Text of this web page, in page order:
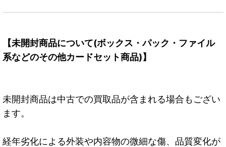
【未開封商品について(ボックス・パック・ファイル
系などのその他カードセット商品)】
未開封商品は中古での買取品が含まれる場合もござい
ます。
経年劣化による外装や内容物の微細な傷、品質変化が